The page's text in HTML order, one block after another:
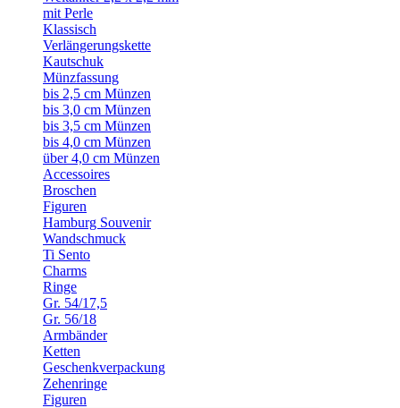
mit Perle
Klassisch
Verlängerungskette
Kautschuk
Münzfassung
bis 2,5 cm Münzen
bis 3,0 cm Münzen
bis 3,5 cm Münzen
bis 4,0 cm Münzen
über 4,0 cm Münzen
Accessoires
Broschen
Figuren
Hamburg Souvenir
Wandschmuck
Ti Sento
Charms
Ringe
Gr. 54/17,5
Gr. 56/18
Armbänder
Ketten
Geschenkverpackung
Zehenringe
Figuren